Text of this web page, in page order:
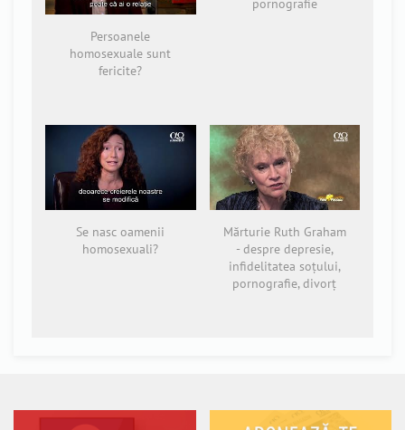
Persoanele
homosexuale sunt
fericite?
pornografie
Se nasc oamenii
homosexuali?
Mărturie Ruth Graham
- despre depresie,
infidelitatea soțului,
pornografie, divorț